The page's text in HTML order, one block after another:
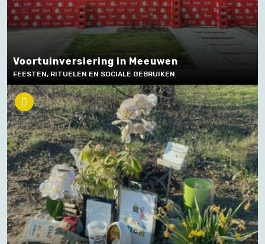
Voortuinversiering in Meeuwen
FEESTEN, RITUELEN EN SOCIALE GEBRUIKEN